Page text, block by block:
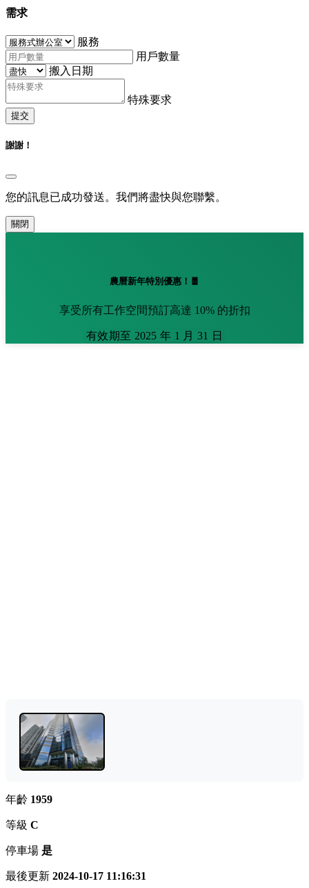
需求
服務
用戶數量
搬入日期
特殊要求
提交
謝謝！
您的訊息已成功發送。我們將盡快與您聯繫。
關閉
農曆新年特別優惠！🧧
享受所有工作空間預訂高達 10% 的折扣
有效期至 2025 年 1 月 31 日
年齡 1959
等級 C
停車場 是
最後更新 2024-10-17 11:16:31